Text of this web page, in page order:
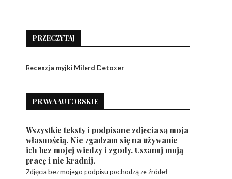
PRZECZYTAJ
Recenzja myjki Milerd Detoxer
PRAWA AUTORSKIE
Wszystkie teksty i podpisane zdjęcia są moja
własnością. Nie zgadzam się na używanie
ich bez mojej wiedzy i zgody. Uszanuj moją
pracę i nie kradnij.
Zdjęcia bez mojego podpisu pochodzą ze źródeł